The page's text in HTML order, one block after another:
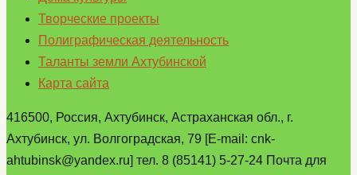
Творческие проекты
Полиграфическая деятельность
Таланты земли Ахтубинской
Карта сайта
416500, Россия, Ахтубинск, Астраханская обл., г.
Ахтубинск, ул. Волгоградская, 79 [E-mail: cnk-
ahtubinsk@yandex.ru] тел. 8 (85141) 5-27-24 Почта для